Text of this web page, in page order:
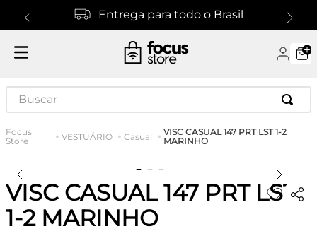
Entrega para todo o Brasil
Buscar
VESTUÁRIO Casual
VISC CASUAL 147 PRT LST 1-2
MARINHO
VISC CASUAL 147 PRT LST
1-2 MARINHO